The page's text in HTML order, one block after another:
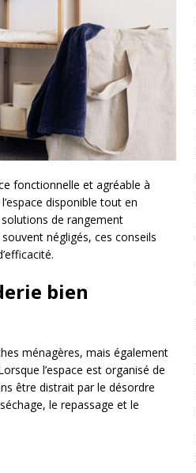
fonctionnelle et agréable à
disponible tout en
solutions de rangement
négligés, ces conseils
bien
ménagères, mais également
l’espace est organisé de
être distrait par le désordre
le repassage et le